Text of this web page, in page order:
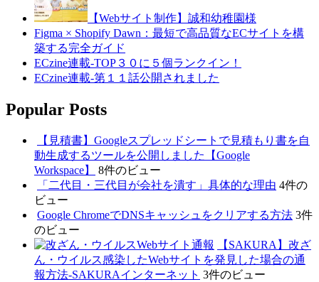
【Webサイト制作】誠和幼稚園様
Figma × Shopify Dawn：最短で高品質なECサイトを構
築する完全ガイド
ECzine連載-TOP３０に５個ランクイン！
ECzine連載-第１１話公開されました
Popular Posts
【見積書】Googleスプレッドシートで見積もり書を自
動生成するツールを公開しました【Google
Workspace】
8件のビュー
「二代目・三代目が会社を潰す」具体的な理由 4件の
ビュー
Google ChromeでDNSキャッシュをクリアする方法 3件
のビュー
【SAKURA】改ざ
ん・ウイルス感染したWebサイトを発見した場合の通
報方法-SAKURAインターネット 3件のビュー